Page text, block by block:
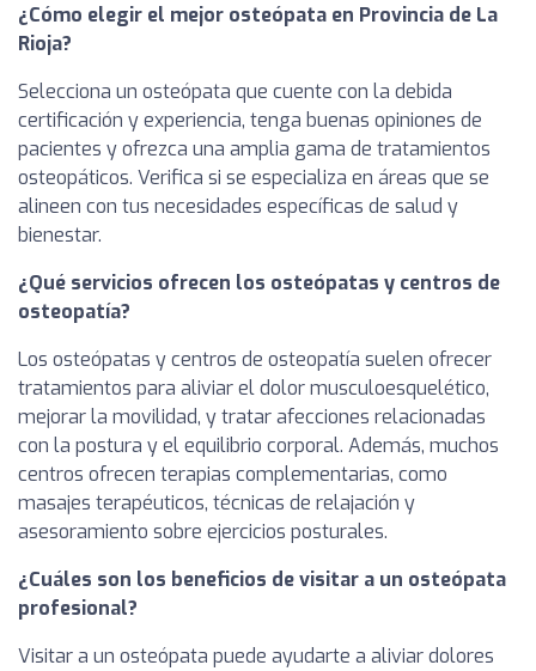
¿Cómo elegir el mejor osteópata en Provincia de La
Rioja?
Selecciona un osteópata que cuente con la debida
certificación y experiencia, tenga buenas opiniones de
pacientes y ofrezca una amplia gama de tratamientos
osteopáticos. Verifica si se especializa en áreas que se
alineen con tus necesidades específicas de salud y
bienestar.
¿Qué servicios ofrecen los osteópatas y centros de
osteopatía?
Los osteópatas y centros de osteopatía suelen ofrecer
tratamientos para aliviar el dolor musculoesquelético,
mejorar la movilidad, y tratar afecciones relacionadas
con la postura y el equilibrio corporal. Además, muchos
centros ofrecen terapias complementarias, como
masajes terapéuticos, técnicas de relajación y
asesoramiento sobre ejercicios posturales.
¿Cuáles son los beneficios de visitar a un osteópata
profesional?
Visitar a un osteópata puede ayudarte a aliviar dolores